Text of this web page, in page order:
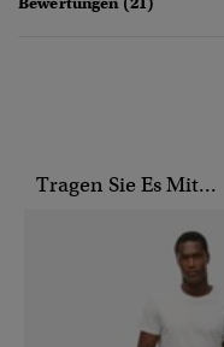
Tragen Sie Es Mit...